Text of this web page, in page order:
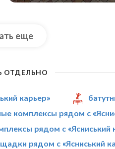
еще
ОТДЕЛЬНО
карьер»
комплексы рядом с
рядом с «Ясниський
рядом с «Ясниський